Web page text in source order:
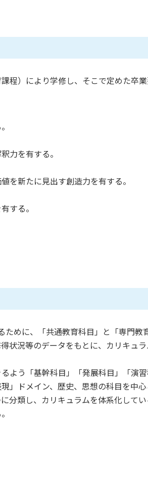
程）により学修し、そこで定めた卒
力を有する。
を新たに見出す創造力を有する。
する。
めに、「共通教育科目」と「専門教
状況等のデータをもとに、カリキュ
よう「基幹科目」「発展科目」「演
」ドメイン、歴史、思想の科目を中
分類し、カリキュラムを体系化してい